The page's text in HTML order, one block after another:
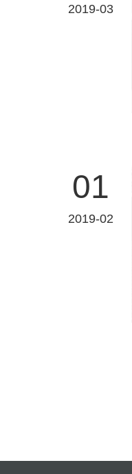
2019-03
01
2019-02